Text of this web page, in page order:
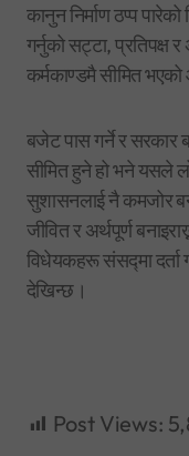
कानुन निर्माण ठप्प
गर्नुको सट्टा,
कर्मकाण्डमै सीमित
बजेट पास गर्ने र
सीमित हुने हो भने यसले
सुशासनलाई नै कमजोर
जीवित र अर्थपूर्ण
विधेयकहरू संसद्मा दर्ता
देखिन्छ।
Post Views: